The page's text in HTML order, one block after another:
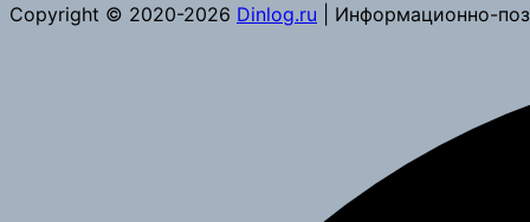
Copyright © 2020-2026 Dinlog.ru | Информационно-